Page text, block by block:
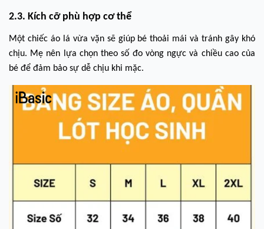
2.3. Kích cỡ phù hợp cơ thể
Một chiếc áo lá vừa vặn sẽ giúp bé thoải mái và tránh gây khó
chịu. Mẹ nên lựa chọn theo số đo vòng ngực và chiều cao của
bé để đảm bảo sự dễ chịu khi mặc.